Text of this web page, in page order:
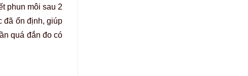
phun môi sau 2
đã ổn định, giúp
quá đắn đo có